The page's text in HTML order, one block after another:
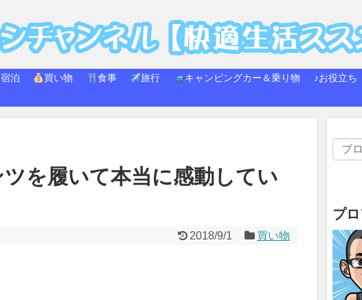
泊 買い物 食事 旅行 キャンピングカー＆乗り物 ♪お役立ち
を履いて本当に感動してい
2018/9/1 買い物
プ